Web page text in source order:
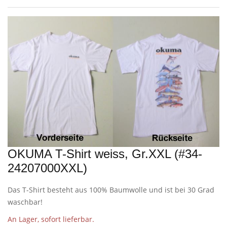
OKUMA T-Shirt weiss, Gr.XXL (#34-
24207000XXL)
Das T-Shirt besteht aus 100% Baumwolle und ist bei 30 Grad
waschbar!
An Lager, sofort lieferbar.